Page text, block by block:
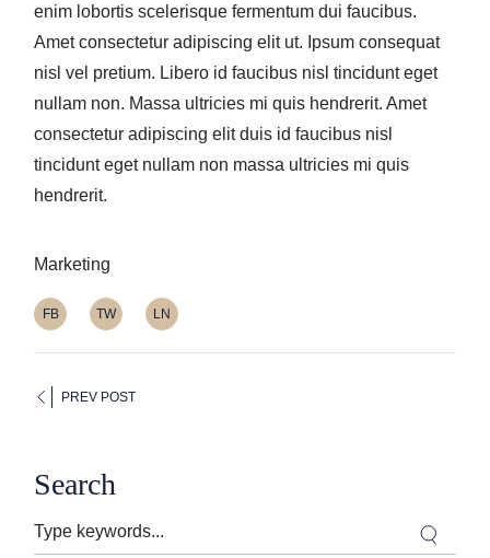
enim lobortis scelerisque fermentum dui faucibus.
Amet consectetur adipiscing elit ut. Ipsum consequat
nisl vel pretium. Libero id faucibus nisl tincidunt eget
nullam non. Massa ultricies mi quis hendrerit. Amet
consectetur adipiscing elit duis id faucibus nisl
tincidunt eget nullam non massa ultricies mi quis
hendrerit.
Marketing
FB TW LN
PREV POST
Search